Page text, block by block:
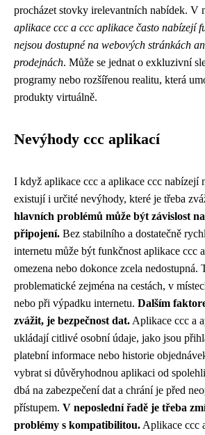
procházet stovky irelevantních nabídek. V
aplikace ccc a ccc aplikace často nabízejí
nejsou dostupné na webových stránkách
prodejnách. Může se jednat o exkluzivní
programy nebo rozšířenou realitu, která
produkty virtuálně.
Nevýhody ccc aplikací
I když aplikace ccc a aplikace ccc nabízejí
existují i ​​určité nevýhody, které je třeba
hlavních problémů může být závislost
připojení. Bez stabilního a dostatečně
internetu může být funkčnost aplikace ccc
omezena nebo dokonce zcela nedostupná.
problematické zejména na cestách, v
nebo při výpadku internetu. Dalším
zvážit, je bezpečnost dat. Aplikace ccc a
ukládají citlivé osobní údaje, jako jsou
platební informace nebo historie
vybrat si důvěryhodnou aplikaci od
dbá na zabezpečení dat a chrání je před
přístupem. V neposlední řadě je třeba
problémy s kompatibilitou. Aplikace ccc